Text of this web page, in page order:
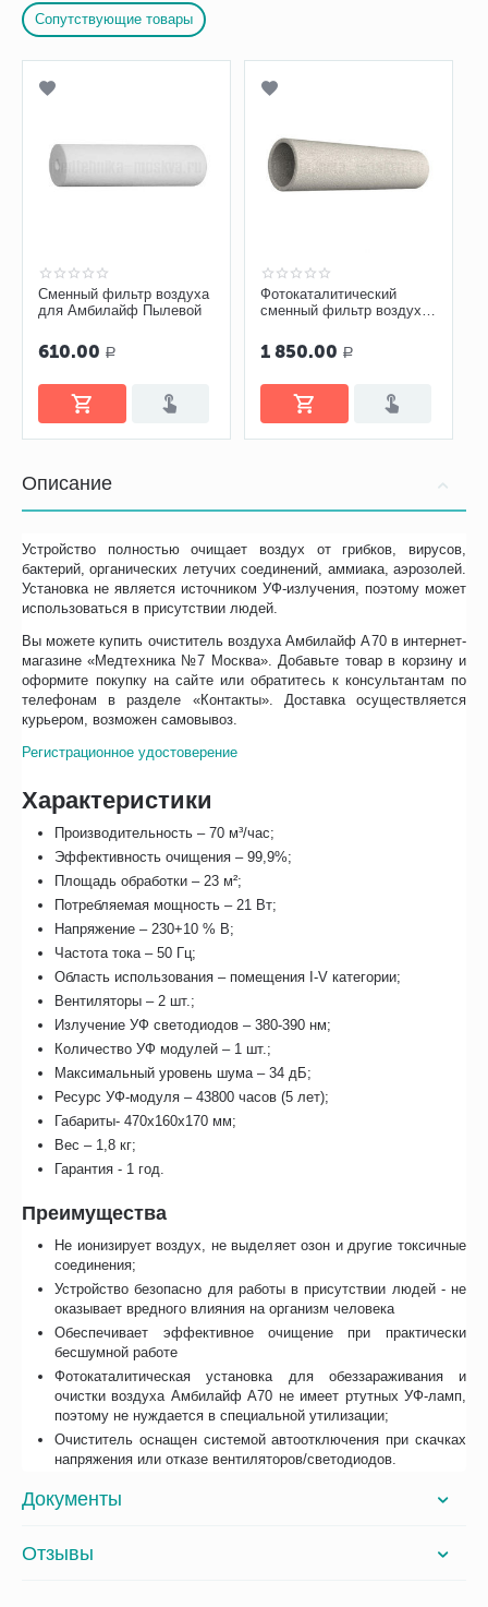
Сопутствующие товары
Сменный фильтр воздуха
для Амбилайф Пылевой
610.00 Р
Фотокаталитический
сменный фильтр воздуха
1 850.00 Р
Описание
Устройство полностью очищает воздух от грибков, вирусов,
бактерий, органических летучих соединений, аммиака, аэрозолей.
Установка не является источником УФ-излучения, поэтому может
использоваться в присутствии людей.
Вы можете купить очиститель воздуха Амбилайф А70 в интернет-
магазине «Медтехника №7 Москва». Добавьте товар в корзину и
оформите покупку на сайте или обратитесь к консультантам по
телефонам в разделе «Контакты». Доставка осуществляется
курьером, возможен самовывоз.
Регистрационное удостоверение
Характеристики
Производительность – 70 м³/час;
Эффективность очищения – 99,9%;
Площадь обработки – 23 м²;
Потребляемая мощность – 21 Вт;
Напряжение – 230+10 % В;
Частота тока – 50 Гц;
Область использования – помещения I-V категории;
Вентиляторы – 2 шт.;
Излучение УФ светодиодов – 380-390 нм;
Количество УФ модулей – 1 шт.;
Максимальный уровень шума – 34 дБ;
Ресурс УФ-модуля – 43800 часов (5 лет);
Габариты- 470х160х170 мм;
Вес – 1,8 кг;
Гарантия - 1 год.
Преимущества
Не ионизирует воздух, не выделяет озон и другие токсичные
соединения;
Устройство безопасно для работы в присутствии людей - не
оказывает вредного влияния на организм человека
Обеспечивает эффективное очищение при практически
бесшумной работе
Фотокаталитическая установка для обеззараживания и
очистки воздуха Амбилайф А70 не имеет ртутных УФ-ламп,
поэтому не нуждается в специальной утилизации;
Очиститель оснащен системой автоотключения при скачках
напряжения или отказе вентиляторов/светодиодов.
Документы
Отзывы